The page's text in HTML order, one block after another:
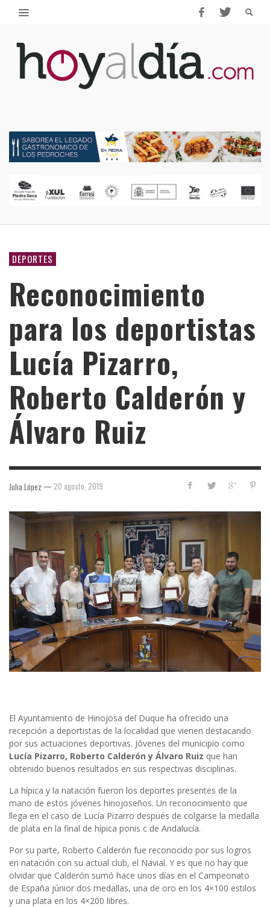
DEPORTES
Reconocimiento
para los deportistas
Lucía Pizarro,
Roberto Calderón y
Álvaro Ruiz
Julia López — 20 agosto, 2019
El Ayuntamiento de Hinojosa del Duque ha ofrecido una
recepción a deportistas de la localidad que vienen destacando
por sus actuaciones deportivas. Jóvenes del municipio como
Lucía Pizarro, Roberto Calderón y Álvaro Ruiz que han
obtenido buenos resultados en sus respectivas disciplinas.
La hípica y la natación fueron los deportes presentes de la
mano de estos jóvenes hinojoseños. Un reconocimiento que
llega en el caso de Lucía Pizarro después de colgarse la medalla
de plata en la final de hípica ponis c de Andalucía.
Por su parte, Roberto Calderón fue reconocido por sus logros
en natación con su actual club, el Navial. Y es que no hay que
olvidar que Calderón sumó hace unos días en el Campeonato
de España júnior dos medallas, una de oro en los 4×100 estilos
y una plata en los 4×200 libres.